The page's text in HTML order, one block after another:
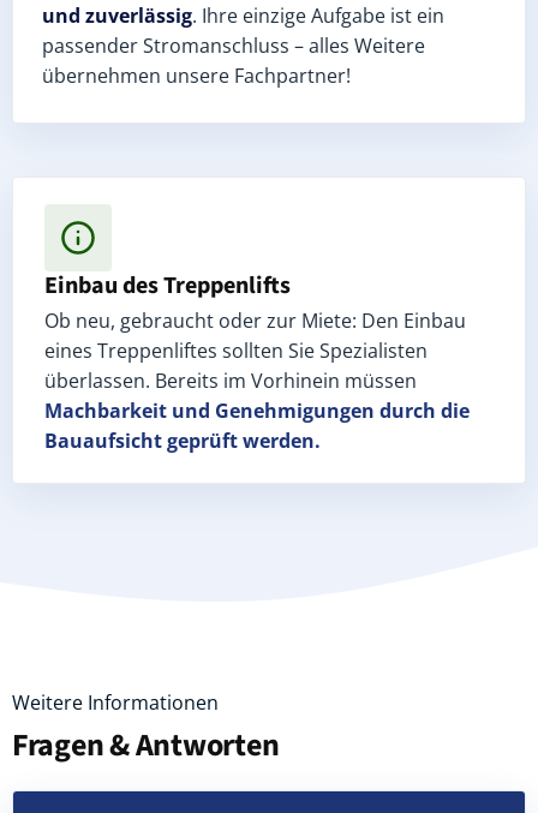
und zuverlässig. Ihre einzige Aufgabe ist ein
passender Stromanschluss – alles Weitere
übernehmen unsere Fachpartner!
Einbau des Treppenlifts
Ob neu, gebraucht oder zur Miete: Den Einbau
eines Treppenliftes sollten Sie Spezialisten
überlassen. Bereits im Vorhinein müssen
Machbarkeit und Genehmigungen durch die
Bauaufsicht geprüft werden.
Weitere Informationen
Fragen & Antworten